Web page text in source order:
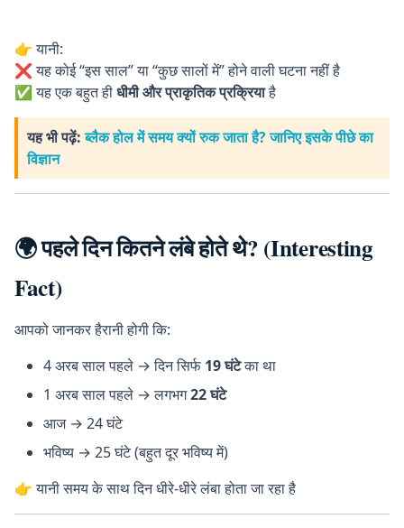
👉 यानी:
❌ यह कोई “इस साल” या “कुछ सालों में” होने वाली घटना नहीं है
✅ यह एक बहुत हीधीमी और प्राकृतिक प्रक्रियाहै
यह भी पढ़ें: ब्लैक होल में समय क्यों रुक जाता है? जानिए इसके पीछे का
विज्ञान
🌍 पहले दिन कितने लंबे होते थे? (Interesting
Fact)
आपको जानकर हैरानी होगी कि:
4 अरब साल पहले → दिन सिर्फ 19 घंटेका था
1 अरब साल पहले → लगभग22 घंटे
आज → 24 घंटे
भविष्य → 25 घंटे (बहुत दूर भविष्य में)
👉 यानी समय के साथ दिन धीरे-धीरे लंबा होता जा रहा है